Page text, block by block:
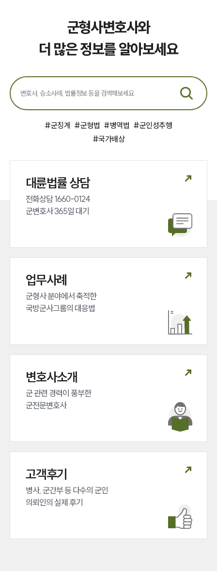
만화로 보는 사례
군형사변호사와
더 많은 정보를 알아보세요
#군징계 #군형법 #병역법 #군인성추행
#국가배상
대륜법률 상담
전화상담 1660-0124
군변호사 365일 대기
업무사례
군형사 분야에서 축적한
국방군사그룹의 대응법
변호사소개
군 관련 경력이 풍부한
군전문변호사
고객후기
병사, 군간부 등 다수의 군인
의뢰인의 실제 후기